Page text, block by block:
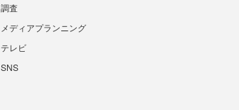
調査
メディアプランニング
テレビ
SNS